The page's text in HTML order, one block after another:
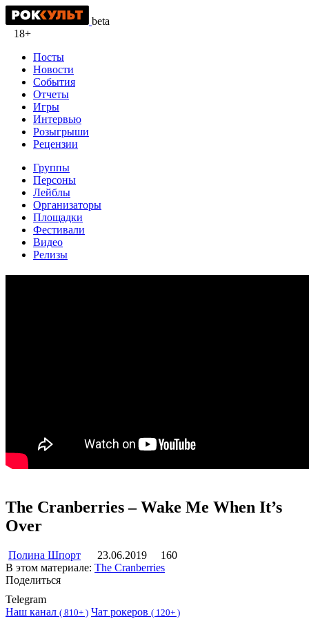
beta
18+
Посты
Новости
События
Отчеты
Игры
Интервью
Розыгрыши
Рецензии
Группы
Персоны
Лейблы
Организаторы
Площадки
Фестивали
Видео
Релизы
The Cranberries – Wake Me When It’s
Over
Полина Шпорт 23.06.2019
160
В этом материале: The Cranberries
Поделиться
Telegram
Наш канал ( 810+ ) Чат рокеров ( 120+ )